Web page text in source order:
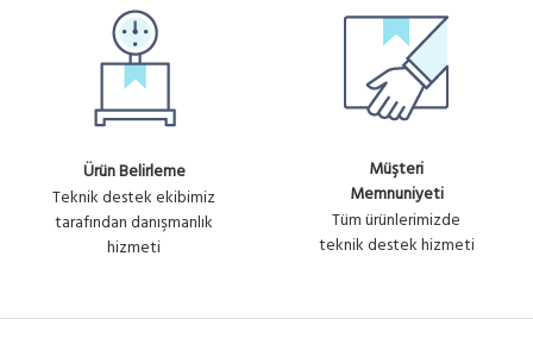
Ürün Belirleme
Teknik destek ekibimiz
tarafından danışmanlık
hizmeti
Müşteri
Memnuniyeti
Tüm ürünlerimizde
teknik destek hizmeti